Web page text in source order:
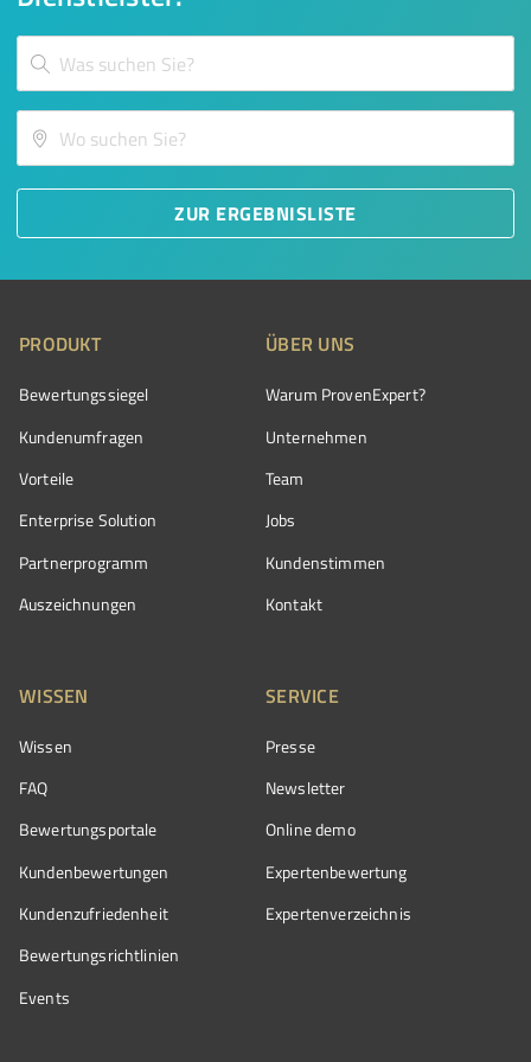
ZUR ERGEBNISLISTE
PRODUKT
Bewertungssiegel
Kundenumfragen
Vorteile
Enterprise Solution
Partnerprogramm
Auszeichnungen
ÜBER UNS
Warum ProvenExpert?
Unternehmen
Team
Jobs
Kundenstimmen
Kontakt
WISSEN
Wissen
FAQ
Bewertungsportale
Kundenbewertungen
Kundenzufriedenheit
Bewertungs­richtlinien
Events
SERVICE
Presse
Newsletter
Online demo
Expertenbewertung
Expertenverzeichnis